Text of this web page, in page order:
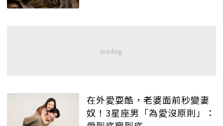
在外愛耍酷，老婆面前秒變妻
奴！3星座男「為愛沒原則」：